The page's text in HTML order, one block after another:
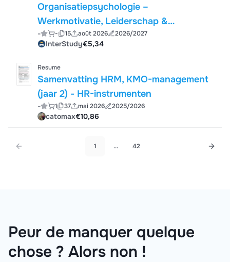
Organisatiepsychologie –
Werkmotivatie, Leiderschap &
Organisatiegedrag
- - 15 août 2026 2026/2027
InterStudy€5,34
Resume
Samenvatting HRM, KMO-management
(jaar 2) - HR-instrumenten
- 1 37 mai 2026 2025/2026
catomax€10,86
1 ... 42
Peur de manquer quelque
chose ? Alors non !